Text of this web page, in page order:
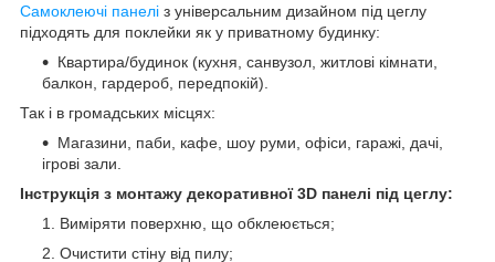
Самоклеючі панелі з універсальним дизайном під цеглу
підходять для поклейки як у приватному будинку:
Квартира/будинок (кухня, санвузол, житлові кімнати,
балкон, гардероб, передпокій).
Так і в громадських місцях:
Магазини, паби, кафе, шоу руми, офіси, гаражі, дачі,
ігрові зали.
Інструкція з монтажу декоративної 3D панелі під цеглу:
Виміряти поверхню, що обклеюється;
Очистити стіну від пилу;